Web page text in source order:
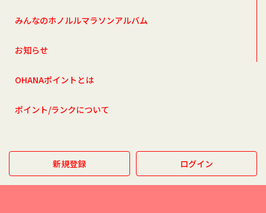
みんなのホノルルマラソンアルバム
お知らせ
OHANAポイントとは
ポイント/ランクについて
新規登録 ログイン